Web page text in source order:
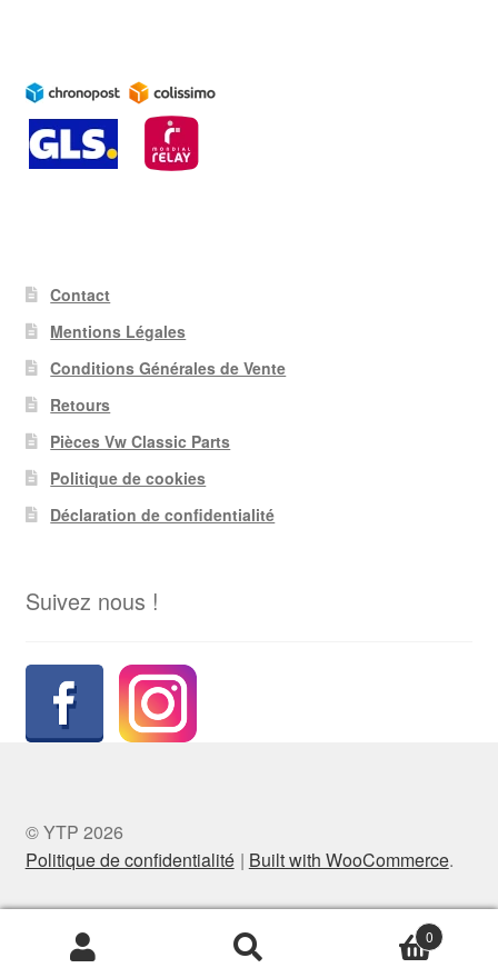
Contact
Mentions Légales
Conditions Générales de Vente
Retours
Pièces Vw Classic Parts
Politique de cookies
Déclaration de confidentialité
Suivez nous !
© YTP 2026
Politique de confidentialité
Built with WooCommerce.
Recherche
Recherche
0